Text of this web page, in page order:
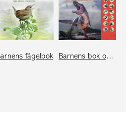
fågelbok Barnens bok om dinosaurier